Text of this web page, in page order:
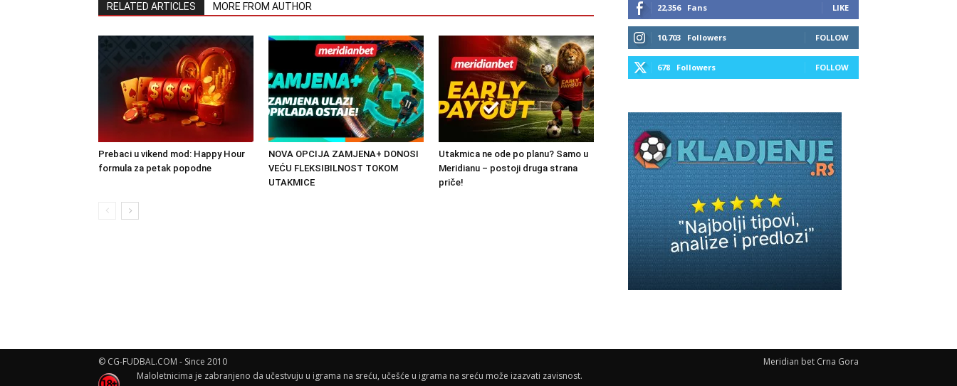
RELATED ARTICLES MORE FROM AUTHOR
Prebaci u vikend mod: Happy Hour
formula za petak popodne
NOVA OPCIJA ZAMJENA+ DONOSI
VEĆU FLEKSIBILNOST TOKOM
UTAKMICE
Utakmica ne ode po planu? Samo u
Meridianu – postoji druga strana
priče!
22,356 Fans LIKE
10,703 Followers FOLLOW
678 Followers FOLLOW
Meridian bet Crna Gora
© CG-FUDBAL.COM - Since 2010
Maloletnicima je zabranjeno da učestvuju u igrama na sreću, učešće u igrama na sreću može izazvati zavisnost.